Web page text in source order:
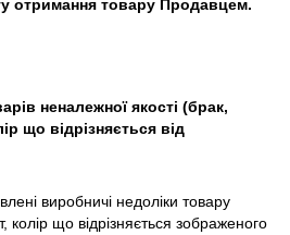
отримання товару Продавцем.
неналежної якості (брак,
що відрізняється від
виробничі недоліки товару
що відрізняється зображеного